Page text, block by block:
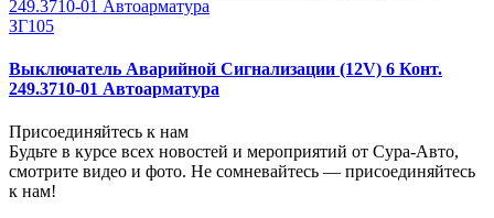
ЗГ105
Выключатель Аварийной Сигнализации (12V) 6 Конт.
249.3710-01 Автоарматура
Присоединяйтесь к нам
Будьте в курсе всех новостей и мероприятий от Сура-Авто,
смотрите видео и фото. Не сомневайтесь — присоединяйтесь
к нам!